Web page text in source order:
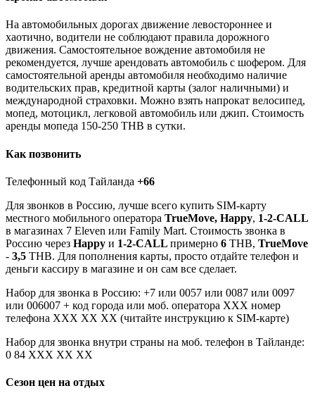
На автомобильных дорогах движение левостороннее и
хаотично, водители не соблюдают правила дорожного
движения. Самостоятельное вождение автомобиля не
рекомендуется, лучше арендовать автомобиль с шофером. Для
самостоятельной аренды автомобиля необходимо наличие
водительских прав, кредитной карты (залог наличными) и
международной страховки. Можно взять напрокат велосипед,
мопед, мотоцикл, легковой автомобиль или джип. Стоимость
аренды мопеда 150-250 THB в сутки.
Как позвонить
Телефонный код Тайланда +66
Для звонков в Россию, лучше всего купить SIM-карту
местного мобильного оператора TrueMove, Happy, 1-2-CALL
в магазинах 7 Eleven или Family Mart. Стоимость звонка в
Россию через Happy и 1-2-CALL примерно 6 THB, TrueMove
- 3,5 THB. Для пополнения карты, просто отдайте телефон и
деньги кассиру в магазине и он сам все сделает.
Набор для звонка в Россию: +7 или 0057 или 0087 или 0097
или 006007 + код города или моб. оператора ХХХ номер
телефона ХХХ ХХ ХХ (читайте инструкцию к SIM-карте)
Набор для звонка внутри страны на моб. телефон в Тайланде:
0 84 ХХХ ХХ ХХ
Сезон цен на отдых